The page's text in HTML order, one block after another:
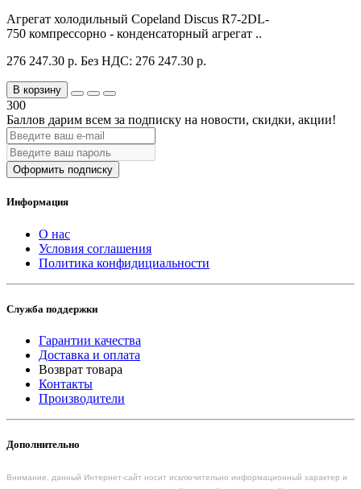
Агрегат холодильный Copeland Discus R7-2DL-
750 компрессорно - конденсаторный агрегат ..
276 247.30 р. Без НДС: 276 247.30 р.
В корзину
300
Баллов дарим всем за подписку на новости, скидки, акции!
Оформить подписку
Информация
О нас
Условия соглашения
Политика конфидициальности
Служба поддержки
Гарантии качества
Доставка и оплата
Возврат товара
Контакты
Производители
Дополнительно
Внимание, данный Интернет-сайт носит исключительно информационный характер и